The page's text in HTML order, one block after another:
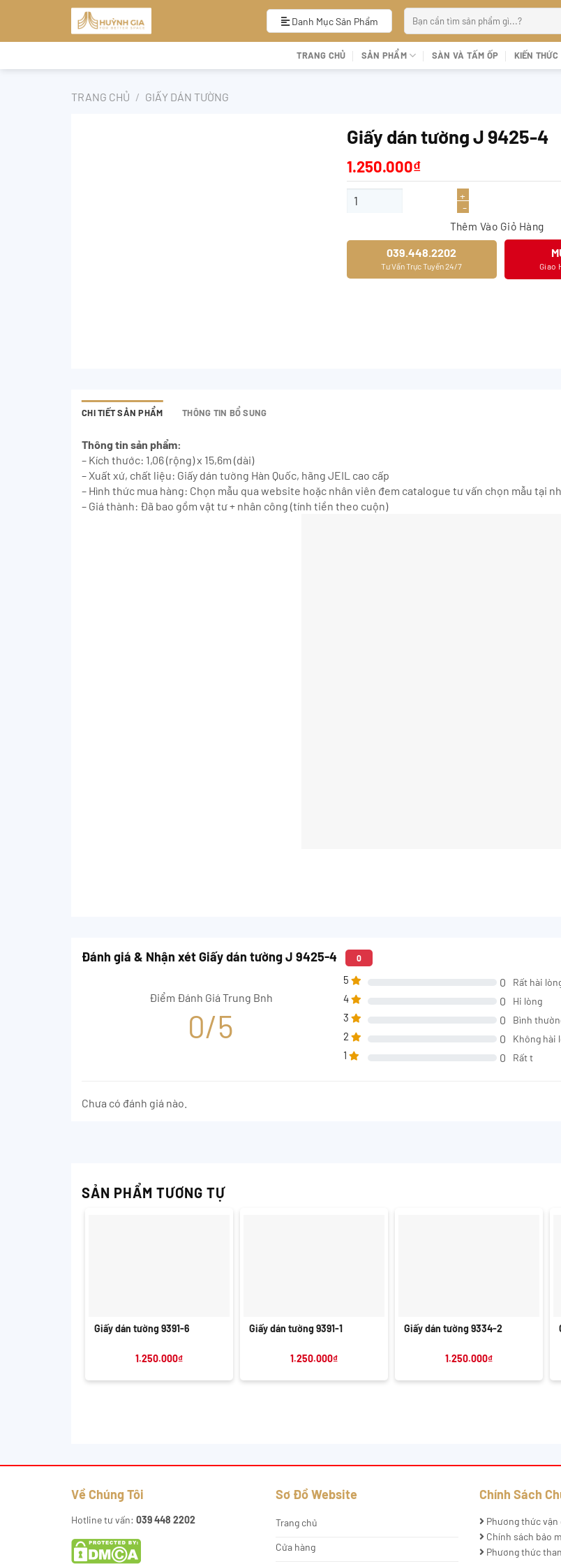
Danh Mục Sản Phẩm
kiếm:
TRANG CHỦ SẢN PHẨM SÀN VÀ TẤM ỐP KIẾN THỨC
TRANG CHỦ / GIẤY DÁN TƯỜNG
Giấy dán tường J 9425-4
1.250.000₫
Giấy dán tường J 9425-4 số lượng
Thêm Vào Giỏ Hàng
039.448.2202
Tư Vấn Trực Tuyến 24/7 Giao
CHI TIẾT SẢN PHẨM THÔNG TIN BỔ SUNG
Thông tin sản phẩm:
– Kích thước: 1,06 (rộng) x 15,6m (dài)
– Xuất xứ, chất liệu: Giấy dán tường Hàn Quốc, hãng JEIL cao cấp
– Hình thức mua hàng: Chọn mẫu qua website hoặc nhân viên đem catalogue tư vấn chọn mẫu tại
– Giá thành: Đã bao gồm vật tư + nhân công (tính tiền theo cuộn)
Đánh giá & Nhận xét Giấy dán tường J 9425-4 0
Điểm Đánh Giá Trung Bnh
0/5
5 0 Rất hài
4 0 Hi lòng
3 0 Bình
2 0 Không hài
1 0 Rất t
Chưa có đánh giá nào.
SẢN PHẨM TƯƠNG TỰ
Giấy dán tường 9391-6
1.250.000₫
Giấy dán tường 9391-1
1.250.000₫
Giấy dán tường 9334-2
1.250.000₫
Về Chúng Tôi
Hotline tư vấn: 039 448 2202
Sơ Đồ Website
Trang chủ
Cửa hàng
Chính Sách
Phương thức vận
Chính sách bảo
Phương thức